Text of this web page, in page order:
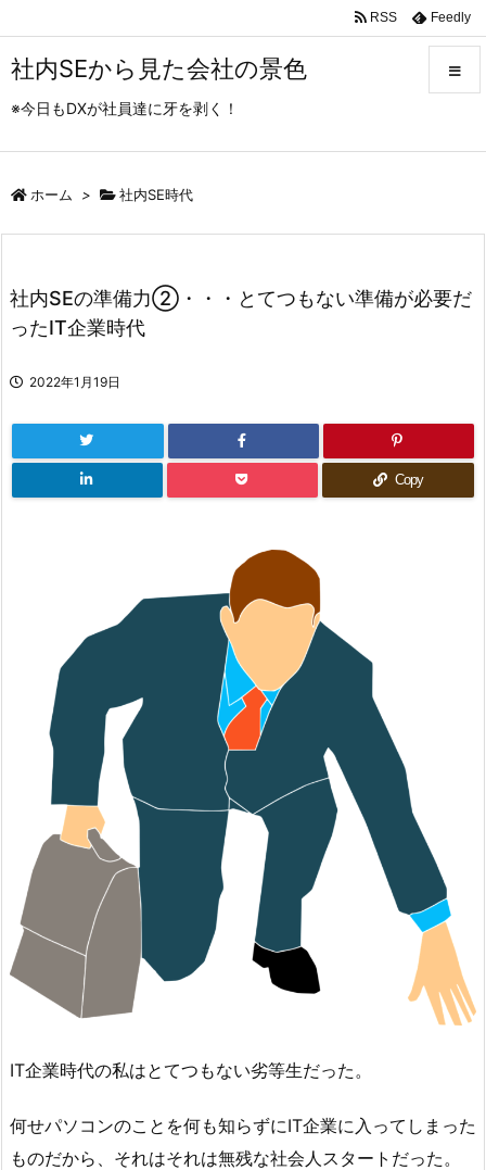
社内SEから見た会社の景色
※今日もDXが社員達に牙を剥く！
次へ
RSS Feedly
ホーム > 社内SE時代
社内SEの準備力②・・・とてつもない準備が必要だ
ったIT企業時代
2022年1月19日
Copy
IT企業時代の私はとてつもない劣等生だった。
何せパソコンのことを何も知らずにIT企業に入ってしまった
ものだから、それはそれは無残な社会人スタートだった。